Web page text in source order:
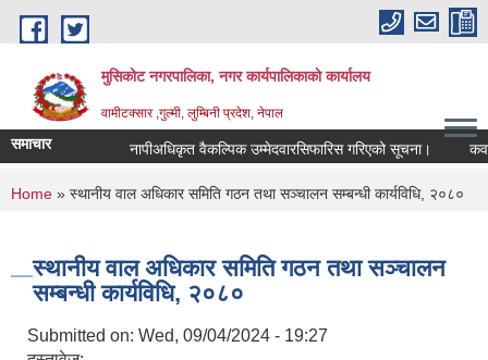
Skip to main content
मुसिकोट नगरपालिका, नगर कार्यपालिकाकाे कार्यालय
वामीटक्सार ,गुल्मी, लुम्बिनी प्रदेश, नेपाल
समाचार नापीअधिकृत वैकल्पिक उम्मेदवारसिफारिस गरिएको सूचना। कवाडी
You are here
Home » स्थानीय वाल अधिकार समिति गठन तथा सञ्चालन सम्बन्धी कार्यविधि, २०८०
स्थानीय वाल अधिकार समिति गठन तथा सञ्चालन
सम्बन्धी कार्यविधि, २०८०
Submitted on: Wed, 09/04/2024 - 19:27